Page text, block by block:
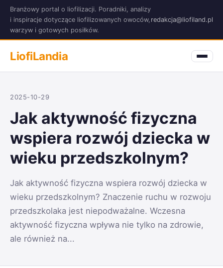
Branżowy portal o liofilizacji. Poradniki, analizy
i inspiracje dotyczące liofilizowanych owoców,
warzyw i gotowych posiłków.
redakcja@liofiland.pl
LiofiLandia
2025-10-29
Jak aktywność fizyczna
wspiera rozwój dziecka w
wieku przedszkolnym?
Jak aktywność fizyczna wspiera rozwój dziecka w
wieku przedszkolnym? Znaczenie ruchu w rozwoju
przedszkolaka jest niepodważalne. Wczesna
aktywność fizyczna wpływa nie tylko na zdrowie,
ale również na...